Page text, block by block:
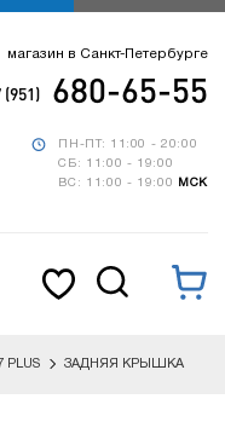
ПН-ПТ: 11:00 - 20:00
СБ: 11:00 - 19:00
ВС: 11:00 - 19:00
МСК
магазин в Санкт-Петербурге
(951) 680-65-55
PLUS ЗАДНЯЯ КРЫШКА